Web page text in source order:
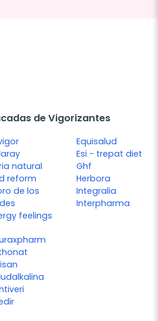
de Vigorizantes
natural
reform
de los
feelings
Equisalud
Esi - trepat diet
Ghf
Herbora
Integralia
Interpharma